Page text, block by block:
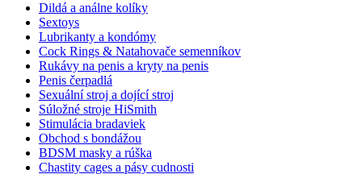
Dildá a análne kolíky
Sextoys
Lubrikanty a kondómy
Cock Rings & Natahovače semenníkov
Rukávy na penis a kryty na penis
Penis čerpadlá
Sexuální stroj a dojící stroj
Súložné stroje HiSmith
Stimulácia bradaviek
Obchod s bondážou
BDSM masky a rúška
Chastity cages a pásy cudnosti